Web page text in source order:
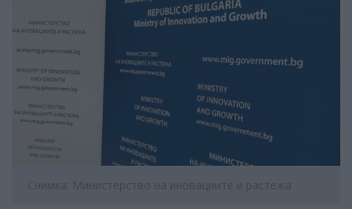
Снимка: Министерство на иновациите и растежа